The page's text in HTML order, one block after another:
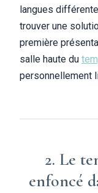
langues
trouver une
première
salle haute du
personnellement
2. Le
enfoncé